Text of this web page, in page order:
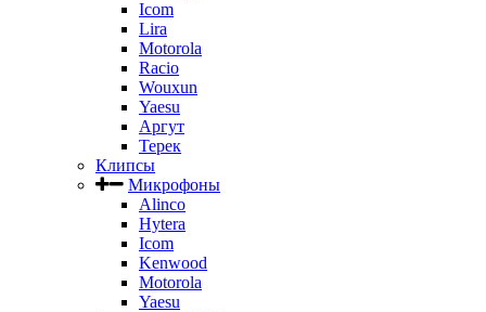
Icom
Lira
Motorola
Racio
Wouxun
Yaesu
Аргут
Терек
Клипсы
Микрофоны
Alinco
Hytera
Icom
Kenwood
Motorola
Yaesu